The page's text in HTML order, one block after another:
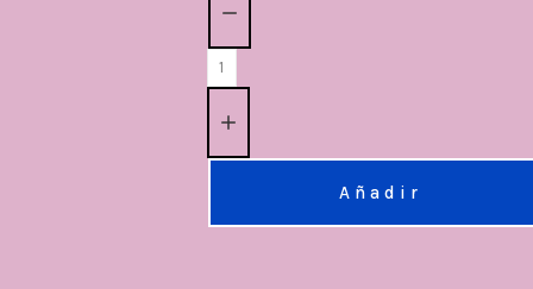
Añadir